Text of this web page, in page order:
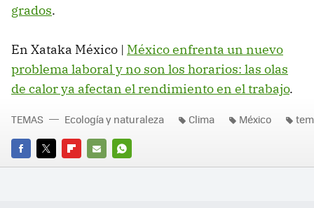
grados.
En Xataka México | México enfrenta un nuevo
problema laboral y no son los horarios: las olas
de calor ya afectan el rendimiento en el trabajo.
FACEBOOK
TWITTERFLIPBOARD
E-
WHATSAPP
TEMAS Ecología y naturaleza Clima México